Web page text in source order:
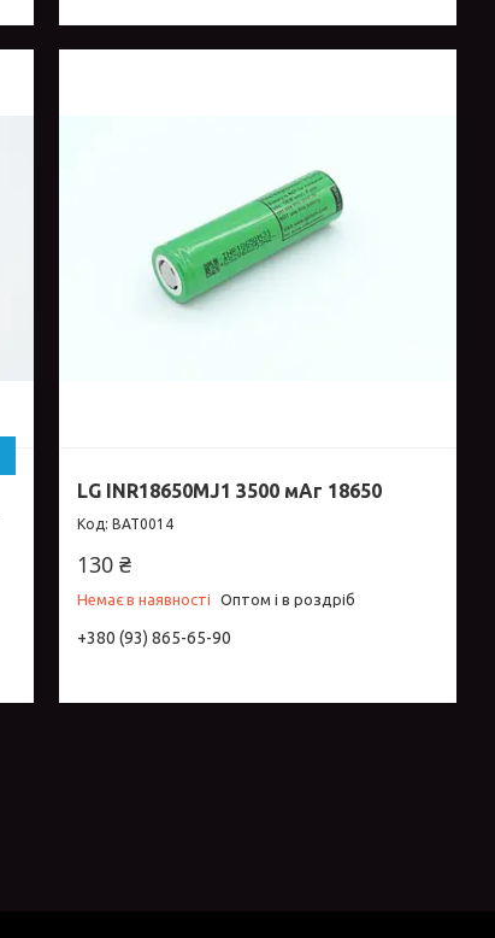
LG INR18650MJ1 3500 мАг 18650
BAT0014
130 ₴
Немає в наявності Оптом і в роздріб
+380 (93) 865-65-90